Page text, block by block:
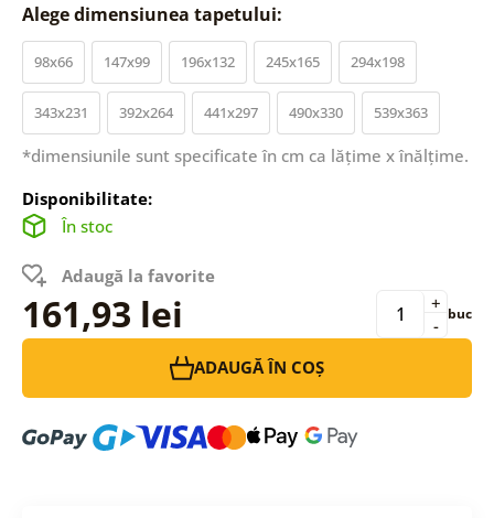
Alege dimensiunea tapetului:
98x66 147x99 196x132 245x165 294x198
343x231 392x264 441x297 490x330 539x363
*dimensiunile sunt specificate în cm ca lățime x înălțime.
Disponibilitate:
În stoc
Adaugă la favorite
161,93 lei -
+ buc
ADAUGĂ ÎN COȘ